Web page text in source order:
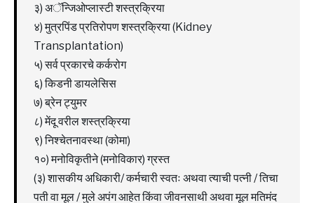
३) अॅन्जिओप्लास्टी शस्त्रक्रिया
४) मुत्रपिंड प्रतिरोपण शस्त्रक्रिया (Kidney
Transplantation)
५) सर्व प्रकारचे कर्करोग
६) किडनी डायलेसिस
७) ब्रेन ट्युमर
८) मेंदू वरील शस्त्रक्रिया
९) निश्चेतनावस्था (कोमा)
१०) मनोविकृतीने (मनोविकार) ग्रस्त
(३) शासकीय अधिकारी/ कर्मचारी स्वतः अथवा त्याची पत्नी / तिचा
पती वा मूल / मुले अपंग आहेत किंवा जीवनसाथी अथवा मूल मतिमंद